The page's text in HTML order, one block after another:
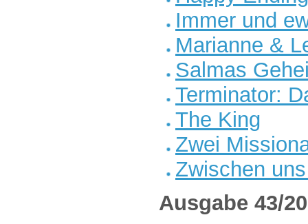
Immer und
Marianne &
Salmas
Terminator:
The King
Zwei
Zwischen
Ausgabe 43/